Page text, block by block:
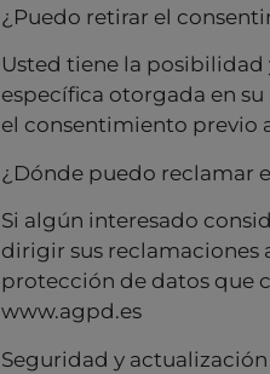
¿Puedo retirar el
Usted tiene la
específica otorgada en
el consentimiento previo
¿Dónde puedo reclamar
Si algún interesado
dirigir sus
protección de datos que
www.agpd.es
Seguridad y